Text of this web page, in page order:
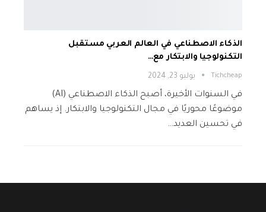
الذكاء الاصطناعي في العالم العربي مستقبل
التكنولوجيا والابتكار مع…
Tichcheap يوليو 23, 2024
في السنوات الأخيرة، أصبح الذكاء الاصطناعي (AI)
موضوعًا محوريًا في مجال التكنولوجيا والابتكار. إذ يساهم
في تحسين العديد…